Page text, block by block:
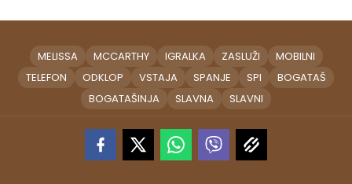
MELISSA MCCARTHY IGRALKA ZASLUŽI
MOBILNI
TELEFON
ODKLOP VSTAJA SPANJE SPI
BOGATAŠ
BOGATAŠINJA
SLAVNA SLAVNI